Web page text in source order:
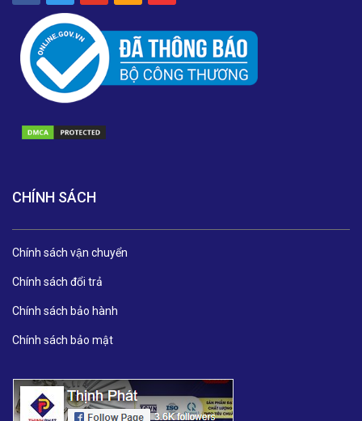
CHÍNH SÁCH
Chính sách vận chuyển
Chính sách đổi trả
Chính sách bảo hành
Chính sách bảo mật